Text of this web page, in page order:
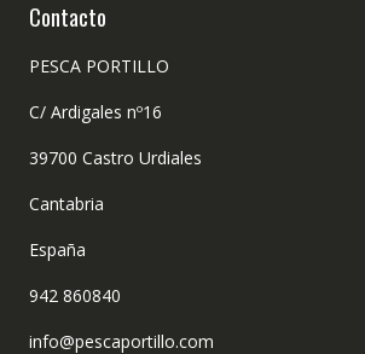
Contacto
PESCA PORTILLO
C/ Ardigales nº16
39700 Castro Urdiales
Cantabria
España
942 860840
info@pescaportillo.com